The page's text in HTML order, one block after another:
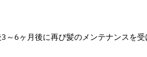
6ヶ月後に再び髪のメンテナンスを